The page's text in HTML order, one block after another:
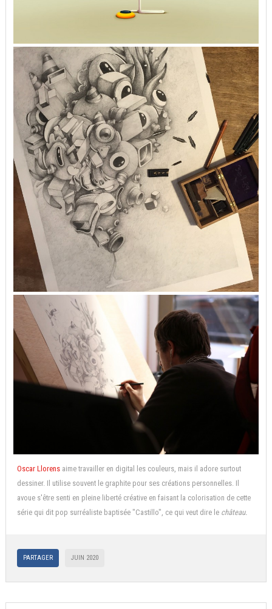
Oscar Llorens aime travailler en digital les couleurs, mais il adore surtout
dessiner. Il utilise souvent le graphite pour ses créations personnelles. Il
avoue s'être senti en pleine liberté créative en faisant la colorisation de cette
série qui dit pop surréaliste baptisée "Castillo", ce qui veut dire le château.
PARTAGER JUIN 2020